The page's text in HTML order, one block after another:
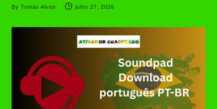
Ativador Crackeado
Crackeado
AutoCAD 2008 Download
Crackeado 32/64 Bits Português
| Ativador
SOLIDWORKS 2024 Download
Crackeado 64 Bits Grátis |
Ativador Crackeado
MAGIX VEGAS Pro Crackeado
Download Português PT-BR
Posted
By Tomás Alves julho 27, 2026